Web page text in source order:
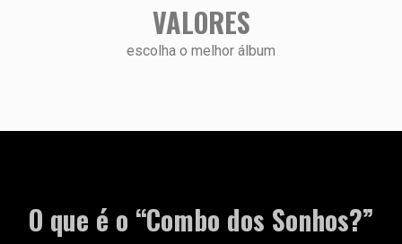
VALORES
escolha o melhor álbum
O que é o “Combo dos Sonhos?”